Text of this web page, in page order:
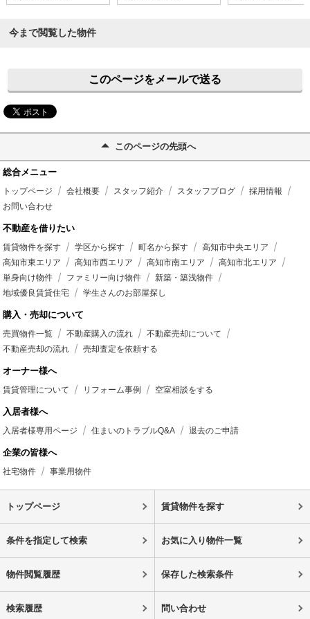
今まで閲覧した物件
このページをメールで送る
このページの先頭へ
総合メニュー
トップページ 会社概要 スタッフ紹介 スタッフブログ
採用情報
お問い合わせ
不動産を借りたい
賃貸物件を探す 学区から探す 町名から探す
高知市中央エリア
高知市東エリア
高知市西エリア 高知市南エリア
高知市北エリア
単身向け物件
ファミリー向け物件
新築・築浅物件
地域優良賃貸住宅
学生さんのお部屋探し
購入・売却について
売買物件一覧 不動産購入の流れ
不動産売却について
不動産売却の流れ
売却査定を依頼する
オーナー様へ
賃貸管理について リフォーム事例 空室相談をする
入居者様へ
入居者様専用ページ 住まいのトラブルQ&A 退去のご申請
企業の皆様へ
社宅物件 事業用物件
トップページ 賃貸物件を探す
条件を指定して検索 お気に入り物件一覧
物件閲覧履歴 保存した検索条件
検索履歴 問い合わせ